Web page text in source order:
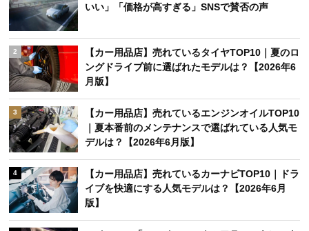
いい」「価格が高すぎる」SNSで賛否の声
2
【カー用品店】売れているタイヤTOP10｜夏のロ
ングドライブ前に選ばれたモデルは？【2026年6
月版】
3
【カー用品店】売れているエンジンオイルTOP10
｜夏本番前のメンテナンスで選ばれている人気モ
デルは？【2026年6月版】
4
【カー用品店】売れているカーナビTOP10｜ドラ
イブを快適にする人気モデルは？【2026年6月
版】